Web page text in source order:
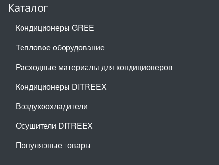
Каталог
Кондиционеры GREE
Тепловое оборудование
Расходные материалы для кондиционеров
Кондиционеры DITREEX
Воздухоохладители
Осушители DITREEX
Популярные товары